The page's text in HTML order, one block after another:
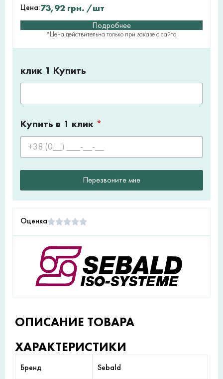
Цена:73,92 грн. /шт
Подробнее
*Цена действительна только при заказе с сайта
клик 1 Купить
Купить в 1 клик *
Перезвоните мне
Оценка
ОПИСАНИЕ ТОВАРА
ХАРАКТЕРИСТИКИ
Бренд Sebald